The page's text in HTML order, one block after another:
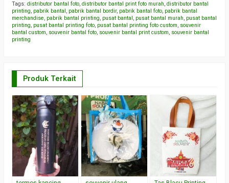
Tags: distributor bantal foto, distributor bantal print foto murah, distributor bantal
printing, pabrik bantal , pabrik bantal bordir, pabrik bantal foto, pabrik bantal
merchandise, pabrik bantal printing, pusat bantal , pusat bantal murah, pusat bantal
printing, pusat bantal printing foto, pusat bantal printing foto custom, souvenir
bantal custom, souvenir bantal foto, souvenir bantal print custom, souvenir bantal
printing
Produk Terkait